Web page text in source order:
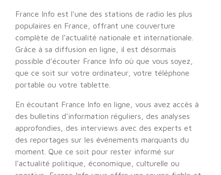
France Info est l’une des stations de radio les plus
populaires en France, offrant une couverture
complète de l’actualité nationale et internationale.
Grâce à sa diffusion en ligne, il est désormais
possible d’écouter France Info où que vous soyez,
que ce soit sur votre ordinateur, votre téléphone
portable ou votre tablette.
En écoutant France Info en ligne, vous avez accès à
des bulletins d’information réguliers, des analyses
approfondies, des interviews avec des experts et
des reportages sur les événements marquants du
moment. Que ce soit pour rester informé sur
l’actualité politique, économique, culturelle ou